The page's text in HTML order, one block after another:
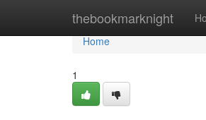
thebookmarknight
Home
Home
1